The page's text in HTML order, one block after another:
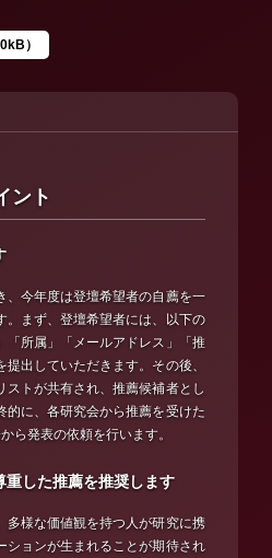
）
ント
、今年度は登壇希望者の自薦を一
。まず、登壇希望者には、以下の
「所属」「メールアドレス」「推
出していただきます。その後、
ストが共有され、推薦候補者とし
的に、各研究会から推薦を受けた
ら発表の依頼を行います。
した推薦を推奨します
多様な価値観を持つ人が研究に携
ションが生まれることが期待され